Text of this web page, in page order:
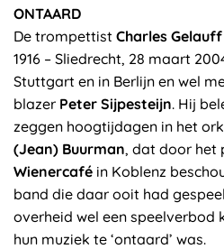
ONTAARD
De trompettist Charles Gelauff
1916 – Sliedrecht, 28 maart
Stuttgart en in Berlijn en wel
blazer Peter Sijpesteijn. Hij
zeggen hoogtijdagen in het
(Jean) Buurman, dat door het
Wienercafé in Koblenz
band die daar ooit had
overheid wel een
hun muziek te ‘ontaard’ was.